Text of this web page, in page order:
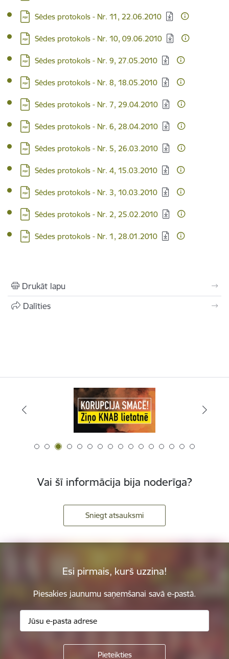
Lejupielādēt:
Sēdes protokols - Nr. 11, 22.06.2010
Lejupielādēt:
Sēdes protokols - Nr. 10, 09.06.2010
Lejupielādēt:
Sēdes protokols - Nr. 9, 27.05.2010
Lejupielādēt:
Sēdes protokols - Nr. 8, 18.05.2010
Lejupielādēt:
Sēdes protokols - Nr. 7, 29.04.2010
Lejupielādēt:
Sēdes protokols - Nr. 6, 28.04.2010
Lejupielādēt:
Sēdes protokols - Nr. 5, 26.03.2010
Lejupielādēt:
Sēdes protokols - Nr. 4, 15.03.2010
Lejupielādēt:
Sēdes protokols - Nr. 3, 10.03.2010
Lejupielādēt:
Sēdes protokols - Nr. 2, 25.02.2010
Lejupielādēt:
Sēdes protokols - Nr. 1, 28.01.2010
Drukāt lapu
Dalīties
Vai šī informācija bija noderīga?
Sniegt atsauksmi
Esi pirmais, kurš uzzina!
Piesakies jaunumu saņemšanai savā e-pastā.